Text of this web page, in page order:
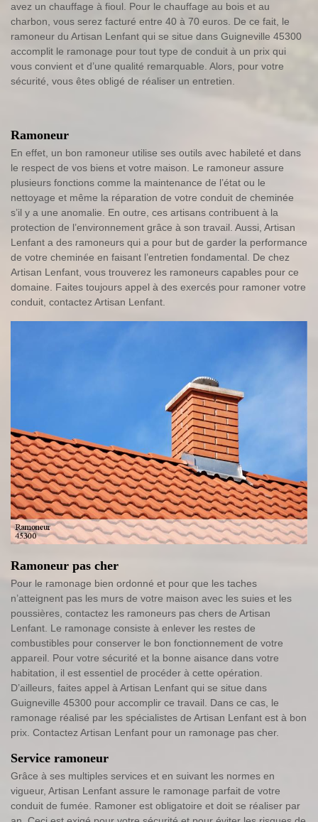
avez un chauffage à fioul. Pour le chauffage au bois et au
charbon, vous serez facturé entre 40 à 70 euros. De ce fait, le
ramoneur du Artisan Lenfant qui se situe dans Guigneville 45300
accomplit le ramonage pour tout type de conduit à un prix qui
vous convient et d’une qualité remarquable. Alors, pour votre
sécurité, vous êtes obligé de réaliser un entretien.
Ramoneur
En effet, un bon ramoneur utilise ses outils avec habileté et dans
le respect de vos biens et votre maison. Le ramoneur assure
plusieurs fonctions comme la maintenance de l’état ou le
nettoyage et même la réparation de votre conduit de cheminée
s’il y a une anomalie. En outre, ces artisans contribuent à la
protection de l’environnement grâce à son travail. Aussi, Artisan
Lenfant a des ramoneurs qui a pour but de garder la performance
de votre cheminée en faisant l’entretien fondamental. De chez
Artisan Lenfant, vous trouverez les ramoneurs capables pour ce
domaine. Faites toujours appel à des exercés pour ramoner votre
conduit, contactez Artisan Lenfant.
Ramoneur pas cher
Pour le ramonage bien ordonné et pour que les taches
n’atteignent pas les murs de votre maison avec les suies et les
poussières, contactez les ramoneurs pas chers de Artisan
Lenfant. Le ramonage consiste à enlever les restes de
combustibles pour conserver le bon fonctionnement de votre
appareil. Pour votre sécurité et la bonne aisance dans votre
habitation, il est essentiel de procéder à cette opération.
D’ailleurs, faites appel à Artisan Lenfant qui se situe dans
Guigneville 45300 pour accomplir ce travail. Dans ce cas, le
ramonage réalisé par les spécialistes de Artisan Lenfant est à bon
prix. Contactez Artisan Lenfant pour un ramonage pas cher.
Service ramoneur
Grâce à ses multiples services et en suivant les normes en
vigueur, Artisan Lenfant assure le ramonage parfait de votre
conduit de fumée. Ramoner est obligatoire et doit se réaliser par